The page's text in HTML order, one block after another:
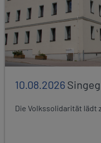
10.08.2026
Die Volkssolidarität lädt